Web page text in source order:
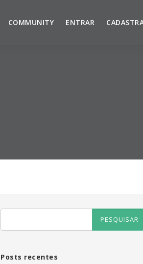
COMMUNITY ENTRAR
Posts recentes